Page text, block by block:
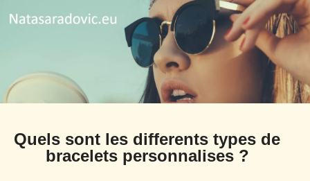
Quels sont les differents types de
bracelets personnalises ?